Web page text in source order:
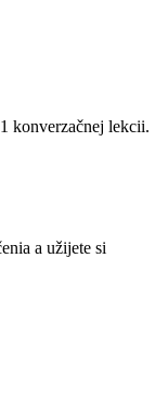
konverzačnej lekcii.
a užijete si